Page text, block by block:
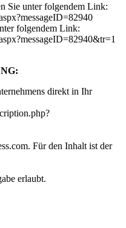
Sie unter folgendem Link:
folgendem Link:
direkt in Ihr
Für den Inhalt ist der
erlaubt.